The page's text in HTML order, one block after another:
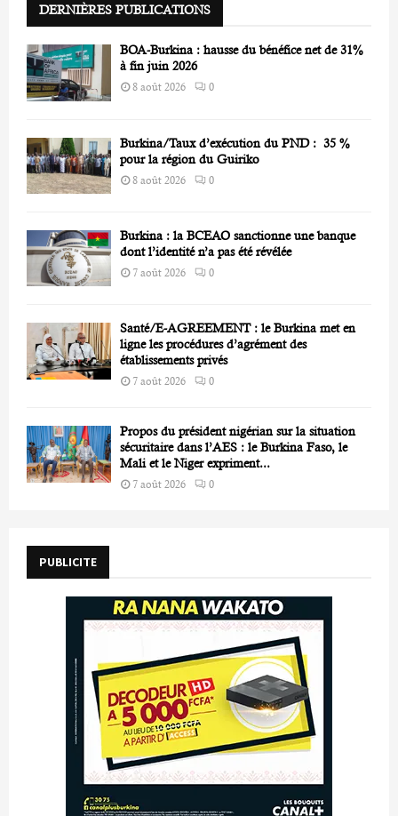
DERNIÈRES PUBLICATIONS
BOA-Burkina : hausse du bénéfice net de 31%
à fin juin 2026
8 août 2026 0
Burkina/Taux d’exécution du PND : 35 %
pour la région du Guiriko
8 août 2026 0
Burkina : la BCEAO sanctionne une banque
dont l’identité n’a pas été révélée
7 août 2026 0
Santé/E-AGREEMENT : le Burkina met en
ligne les procédures d’agrément des
établissements privés
7 août 2026 0
Propos du président nigérian sur la situation
sécuritaire dans l’AES : le Burkina Faso, le
Mali et le Niger expriment...
7 août 2026 0
PUBLICITE